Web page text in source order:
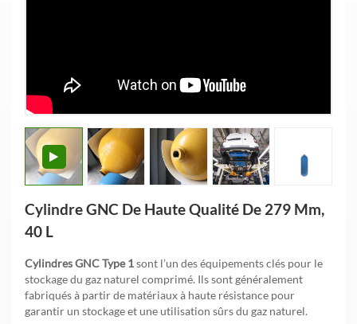
Cylindre GNC De Haute Qualité De 279 Mm,
40 L
Cylindres GNC Type 1sont l’un des équipements clés pour le
stockage du gaz naturel comprimé. Ils sont généralement
fabriqués à partir de matériaux à haute résistance pour
garantir un stockage et une utilisation sûrs du gaz naturel.